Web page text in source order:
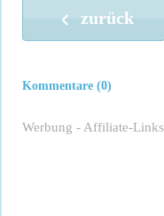
zurück
Kommentare (0)
Werbung - Affiliate-Links